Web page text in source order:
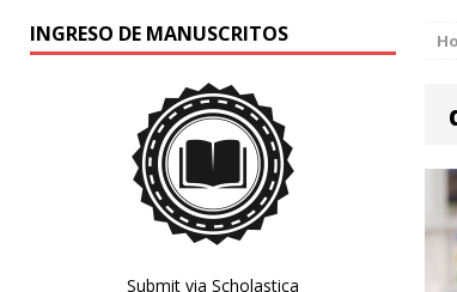
INGRESO DE MANUSCRITOS
Submit via Scholastica